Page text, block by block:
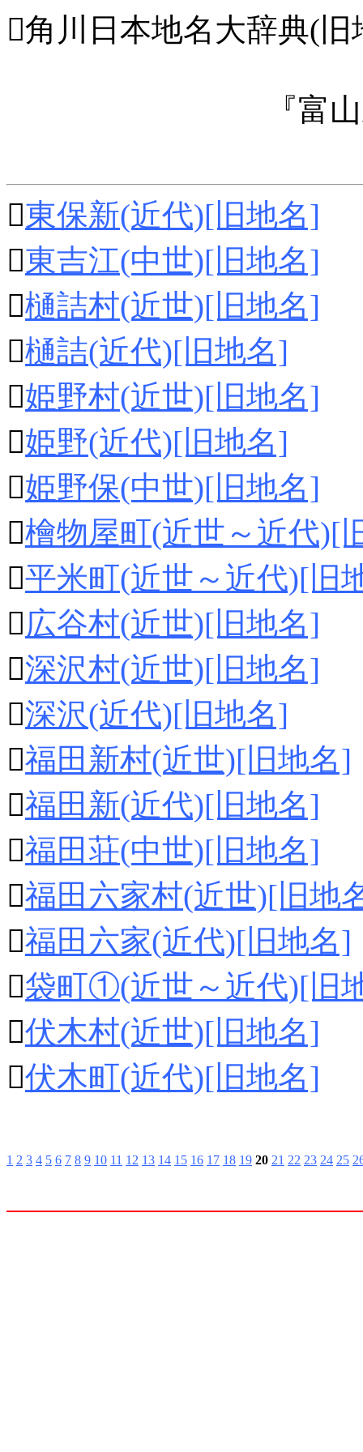
角川日本地名大辞典(
『富
東保新(近代)[旧地名]
東吉江(中世)[旧地名]
樋詰村(近世)[旧地名]
樋詰(近代)[旧地名]
姫野村(近世)[旧地名]
姫野(近代)[旧地名]
姫野保(中世)[旧地名]
檜物屋町(近世～近代)[
平米町(近世～近代)[旧
広谷村(近世)[旧地名]
深沢村(近世)[旧地名]
深沢(近代)[旧地名]
福田新村(近世)[旧地名]
福田新(近代)[旧地名]
福田荘(中世)[旧地名]
福田六家村(近世)[旧地
福田六家(近代)[旧地名]
袋町①(近世～近代)[旧
伏木村(近世)[旧地名]
伏木町(近代)[旧地名]
1 2 3 4 5 6 7 8 9 10 11 12 13 14 15 16 17 18 19 20 21 22 23 24 25